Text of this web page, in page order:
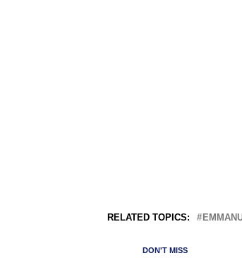
RELATED TOPICS:
DON'T MISS